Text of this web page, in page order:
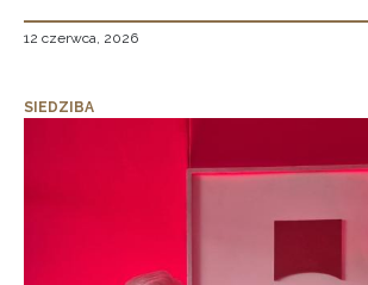
12 czerwca, 2026
SIEDZIBA